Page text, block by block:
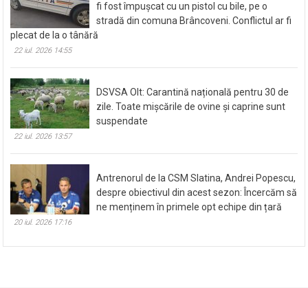
fi fost împușcat cu un pistol cu bile, pe o
stradă din comuna Brâncoveni. Conflictul ar fi
plecat de la o tânără
22 iul. 2026 14:55
DSVSA Olt: Carantină națională pentru 30 de
zile. Toate mișcările de ovine și caprine sunt
suspendate
22 iul. 2026 13:57
Antrenorul de la CSM Slatina, Andrei Popescu,
despre obiectivul din acest sezon: Încercăm să
ne menținem în primele opt echipe din țară
20 iul. 2026 17:16